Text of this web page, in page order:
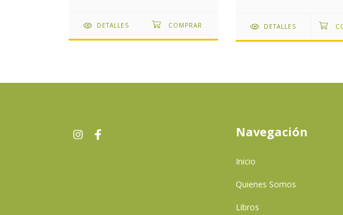
DETALLES DETALLES
Navegación
Inicio
Quienes Somos
Libros